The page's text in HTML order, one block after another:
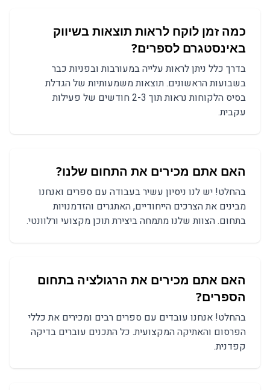
כמה זמן לוקח לראות תוצאות בשיווק
באינסטגרם לספרים?
בדרך כלל ניתן לראות עלייה במעורבות ובפניות כבר
בשבועות הראשונים. תוצאות משמעותיות של הגדלת
בסיס הלקוחות נראות תוך 2-3 חודשים של פעילות
עקבית.
האם אתם מכירים את התחום שלנו?
בהחלט! יש לנו ניסיון עשיר בעבודה עם ספרים ואנחנו
מבינים את הצרכים הייחודיים, האתגרים והזדמנויות
בתחום. הצוות שלנו מתמחה ביצירת תוכן מקצועי ורלוונטי.
האם אתם מכירים את הרגולציה בתחום
הספרים?
בהחלט! אנחנו עובדים עם ספרים רבים ומכירים את כללי
הפרסום והאתיקה המקצועית. כל התכנים עוברים בדיקה
קפדנית.